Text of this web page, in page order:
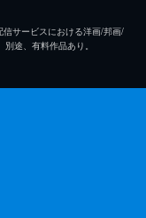
サービスにおける洋画/邦画/
途、有料作品あり。